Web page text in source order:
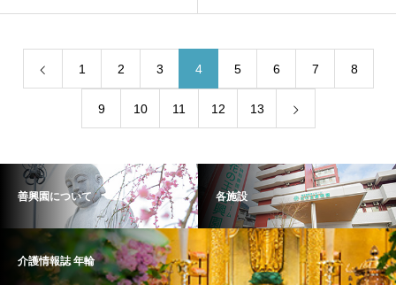
1 2 3 4 5 6 7 8
9 10 11 12 13
善興園について 各施設
介護情報誌 年輪